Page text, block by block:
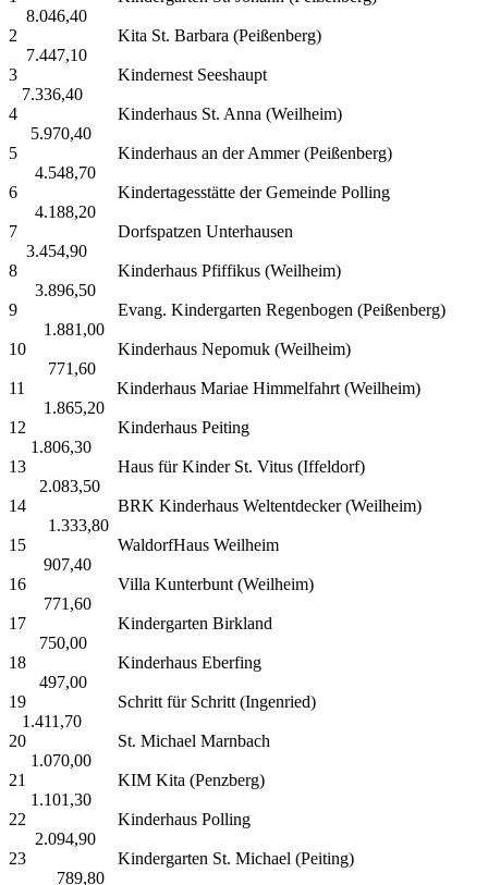
8.046,40
2 Kita St. Barbara (Peißenberg)
7.447,10
3 Kindernest Seeshaupt
7.336,40
4 Kinderhaus St. Anna (Weilheim)
5.970,40
5 Kinderhaus an der Ammer (Peißenberg)
4.548,70
6 Kindertagesstätte der Gemeinde Polling
4.188,20
7 Dorfspatzen Unterhausen
3.454,90
8 Kinderhaus Pfiffikus (Weilheim)
3.896,50
9 Evang. Kindergarten Regenbogen (Peißenberg)
1.881,00
10 Kinderhaus Nepomuk (Weilheim)
771,60
11 Kinderhaus Mariae Himmelfahrt (Weilheim)
1.865,20
12 Kinderhaus Peiting
1.806,30
13 Haus für Kinder St. Vitus (Iffeldorf)
2.083,50
14 BRK Kinderhaus Weltentdecker (Weilheim)
1.333,80
15 WaldorfHaus Weilheim
907,40
16 Villa Kunterbunt (Weilheim)
771,60
17 Kindergarten Birkland
750,00
18 Kinderhaus Eberfing
497,00
19 Schritt für Schritt (Ingenried)
1.411,70
20 St. Michael Marnbach
1.070,00
21 KIM Kita (Penzberg)
1.101,30
22 Kinderhaus Polling
2.094,90
23 Kindergarten St. Michael (Peiting)
789,80